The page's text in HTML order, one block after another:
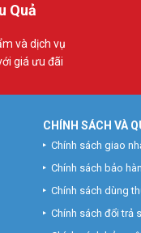
Quả
và dịch vụ
giá ưu đãi
CHÍNH SÁCH VÀ
Chính sách giao
Chính sách bảo
Chính sách dùng
Chính sách đổi trả